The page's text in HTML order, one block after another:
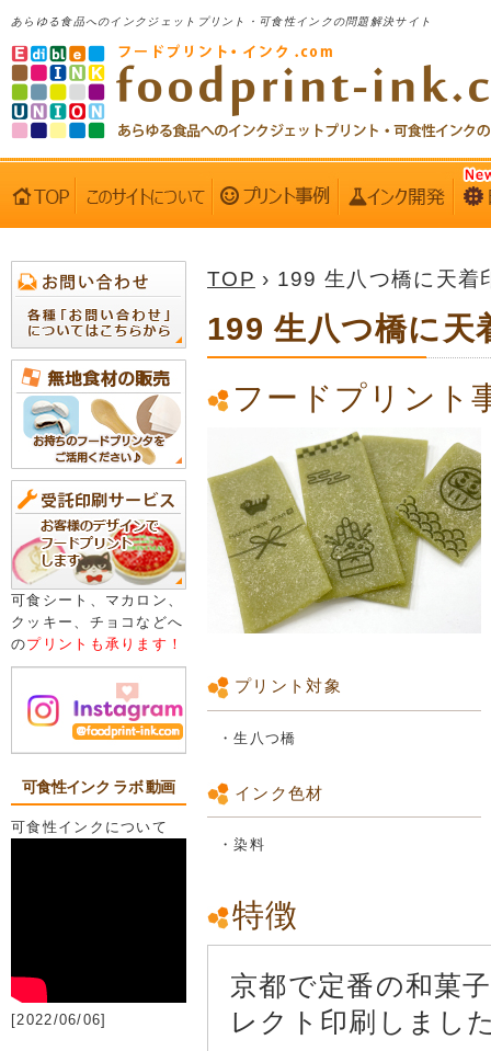
あらゆる食品へのインクジェットプリント・可食性インクの問題解決サイト
可食シート、マカロン、
クッキー、チョコなどへ
のプリントも承ります！
可食性インク ラボ 動画
可食性インクについて
[2022/06/06]
TOP › 199 生八つ橋に天着
199 生八つ橋に天
フードプリント
プリント対象
・生八つ橋
インク色材
・染料
特徴
京都で定番の和菓
レクト印刷しまし